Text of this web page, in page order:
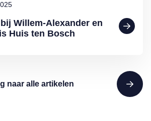
Willem-Alexander en
Huis ten Bosch
naar alle artikelen